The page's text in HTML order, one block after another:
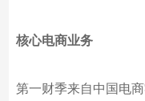
核心电商业务
第一财季来自中国电